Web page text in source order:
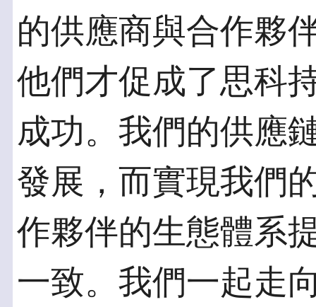
的供應商與合作夥
他們才促成了思科
成功。我們的供應
發展，而實現我們
作夥伴的生態體系
一致。我們一起走